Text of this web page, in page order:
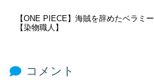
【ONE PIECE】海賊を辞めたベラミー
【染物職人】
コメント